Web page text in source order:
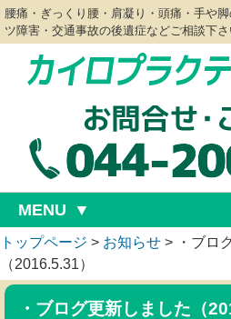
腰痛・ぎっくり腰・肩凝り・頭痛・手や
ツ障害・交通事故の後遺症などご相談下さ
MENU
トップページ > お知らせ >
・ブロ
（2016.5.31）
・ブログ更新しました（